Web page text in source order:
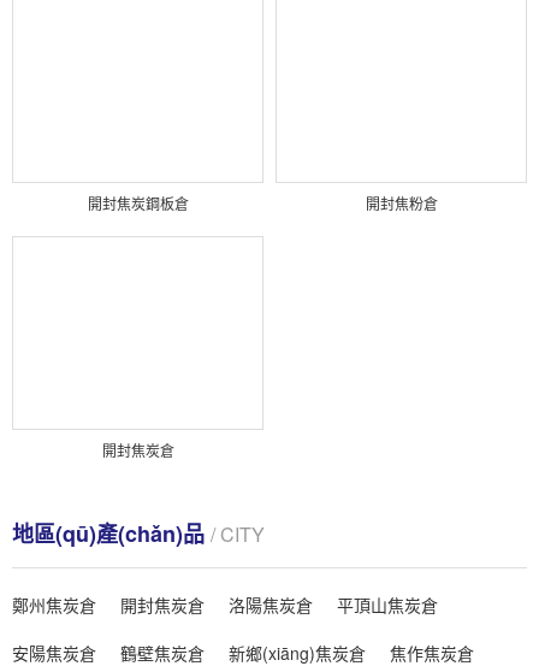
開封焦炭鋼板倉 開封焦粉倉
開封焦炭倉
地區(qū)產(chǎn)品 / CITY
鄭州焦炭倉 開封焦炭倉 洛陽焦炭倉
平頂山焦炭倉
安陽焦炭倉
鶴壁焦炭倉 新鄉(xiāng)焦炭倉
焦作焦炭倉